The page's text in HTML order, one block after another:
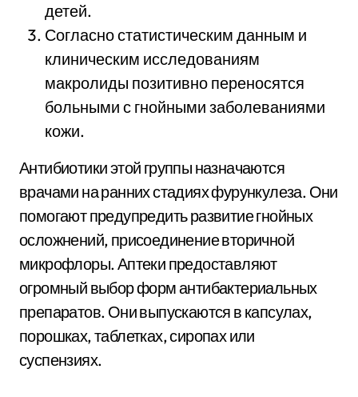
детей.
Согласно статистическим данным и
клиническим исследованиям
макролиды позитивно переносятся
больными с гнойными заболеваниями
кожи.
Антибиотики этой группы назначаются
врачами на ранних стадиях фурункулеза. Они
помогают предупредить развитие гнойных
осложнений, присоединение вторичной
микрофлоры. Аптеки предоставляют
огромный выбор форм антибактериальных
препаратов. Они выпускаются в капсулах,
порошках, таблетках, сиропах или
суспензиях.